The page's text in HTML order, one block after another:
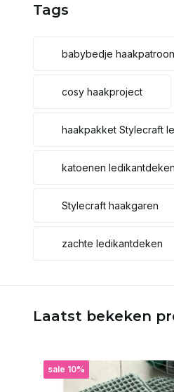
Tags
babybedje haakpatroon
cosy haakproject
haakpakket Stylecraft
katoenen ledikantdeken
Stylecraft haakgaren
zachte ledikantdeken
Laatst bekeken
sale 10%